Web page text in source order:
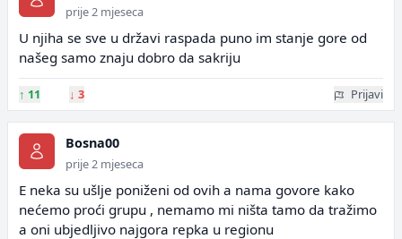
prije 2 mjeseca
U njiha se sve u državi raspada puno im stanje gore od
našeg samo znaju dobro da sakriju
↑ 11 ↓ 3 Prijavi
Bosna00
prije 2 mjeseca
E neka su ušlje poniženi od ovih a nama govore kako
nećemo proći grupu , nemamo mi ništa tamo da tražimo
a oni ubjedljivo najgora repka u regionu